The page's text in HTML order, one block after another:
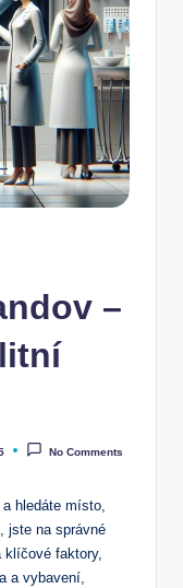
–
No Comments
hledáte místo,
jste na správné
klíčové faktory,
a vybavení,